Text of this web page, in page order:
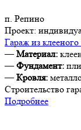
п. Репино
Проект:
Гараж из
—Материал:
—Фундамент:
—Кровля:
Строительство
Подробнее